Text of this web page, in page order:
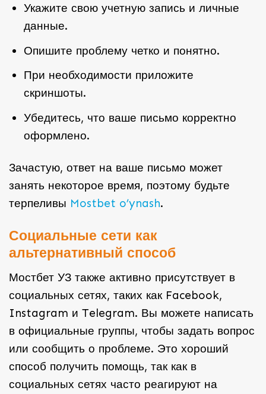
Укажите свою учетную запись и личные
данные.
Опишите проблему четко и понятно.
При необходимости приложите
скриншоты.
Убедитесь, что ваше письмо корректно
оформлено.
Зачастую, ответ на ваше письмо может
занять некоторое время, поэтому будьте
терпеливы Mostbet o’ynash.
Социальные сети как
альтернативный способ
Мостбет УЗ также активно присутствует в
социальных сетях, таких как Facebook,
Instagram и Telegram. Вы можете написать
в официальные группы, чтобы задать вопрос
или сообщить о проблеме. Это хороший
способ получить помощь, так как в
социальных сетях часто реагируют на